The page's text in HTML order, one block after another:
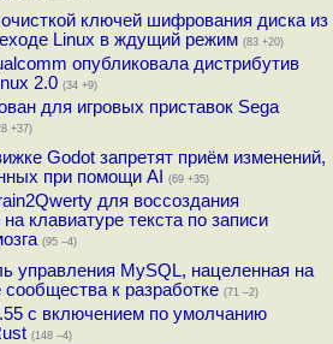
ключей шифрования диска из
Linux в ждущий режим (83 +20)
опубликовала дистрибутив
2.0 (34 +9)
для игровых приставок Sega
+37)
Godot запретят приём изменений,
при помощи AI
(69 +35)
для воссоздания
клавиатуре текста по записи
(95 –4)
управления MySQL, нацеленная на
сообщества к разработке (71 –2)
c включением по умолчанию
(148 –4)